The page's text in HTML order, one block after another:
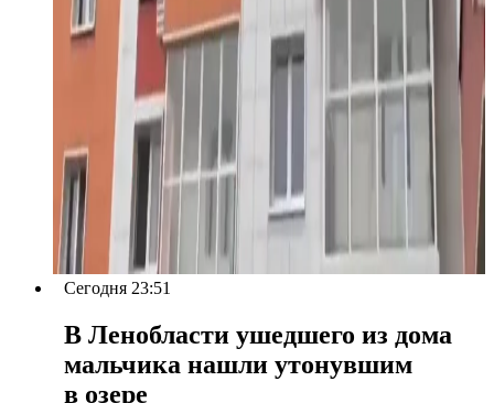
Сегодня 23:51
В Ленобласти ушедшего из дома
мальчика нашли утонувшим
в озере